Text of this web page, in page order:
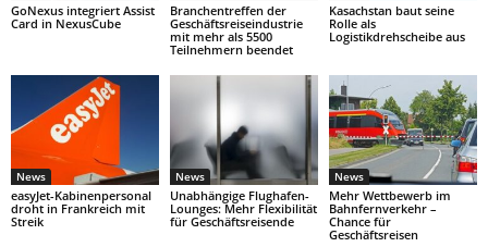
GoNexus integriert Assist
Card in NexusCube
Branchentreffen der
Geschäftsreiseindustrie
mit mehr als 5500
Teilnehmern beendet
Kasachstan baut seine
Rolle als
Logistikdrehscheibe aus
News
easyJet-Kabinenpersonal
droht in Frankreich mit
Streik
News
Unabhängige Flughafen-
Lounges: Mehr Flexibilität
für Geschäftsreisende
News
Mehr Wettbewerb im
Bahnfernverkehr –
Chance für
Geschäftsreisen